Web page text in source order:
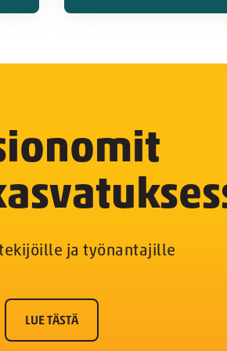
ja työnantajille
LUE TÄSTÄ